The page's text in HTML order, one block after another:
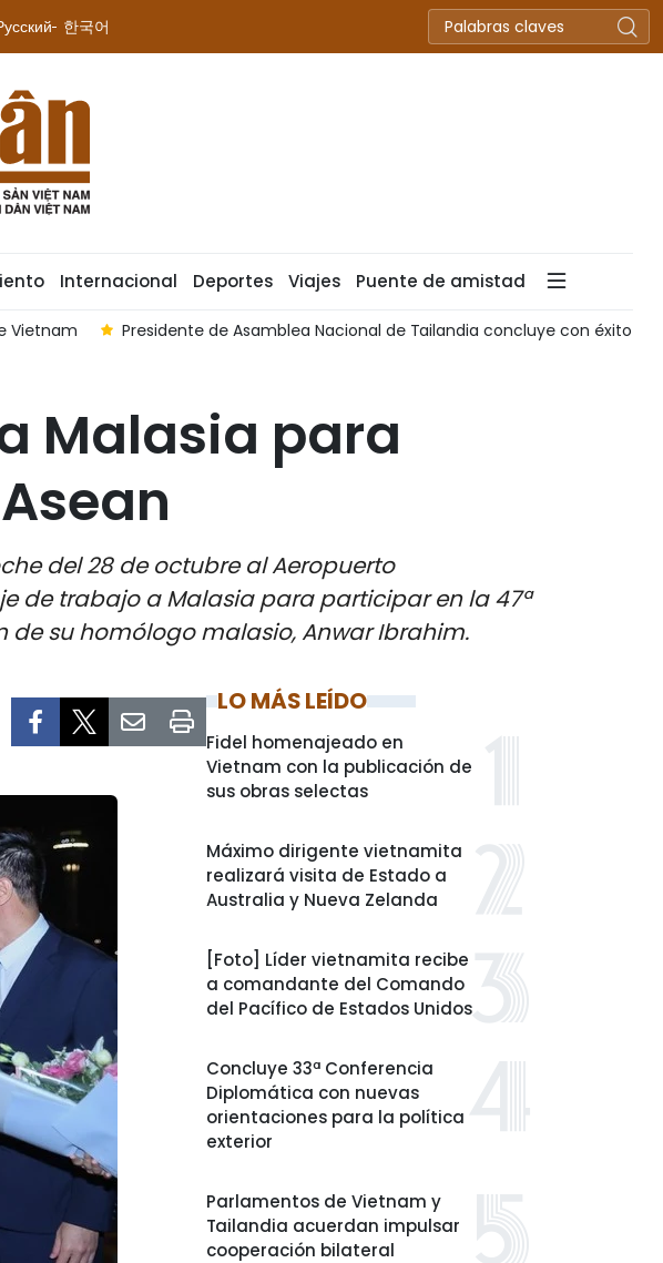
한국어
Internacional Deportes Viajes Puente de amistad
Presidente de Asamblea Nacional de Tailandia concluye con éxito visita
Malasia para
del 28 de octubre al Aeropuerto
de trabajo a Malasia para participar en la 47ª
de su homólogo malasio, Anwar Ibrahim.
LO MÁS LEÍDO
Fidel homenajeado en
Vietnam con la publicación de
sus obras selectas
Máximo dirigente vietnamita
realizará visita de Estado a
Australia y Nueva Zelanda
[Foto] Líder vietnamita recibe
a comandante del Comando
del Pacífico de Estados Unidos
Concluye 33ª Conferencia
Diplomática con nuevas
orientaciones para la política
exterior
Parlamentos de Vietnam y
Tailandia acuerdan impulsar
cooperación bilateral